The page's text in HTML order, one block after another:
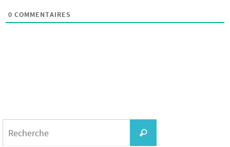
0 COMMENTAIRES
Recherche